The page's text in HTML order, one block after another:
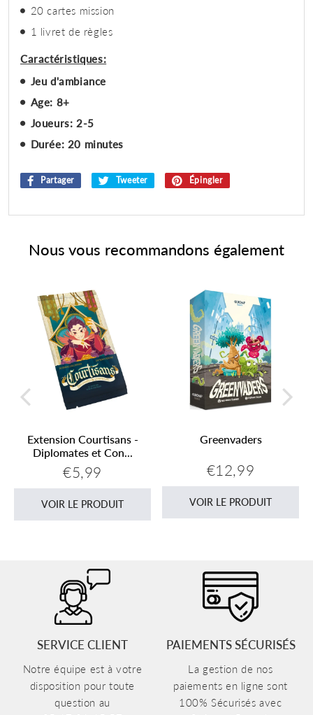
20 cartes mission
1 livret de règles
Caractéristiques:
Jeu d'ambiance
Age: 8+
Joueurs: 2-5
Durée: 20 minutes
Partager
Partager
Tweeter
Tweeter
Épingler
Nous vous recommandons également
Extension Courtisans -
Diplomates et Con...
Prix
régulier
€5,99
VOIR LE PRODUIT
Greenvaders
Prix
régulier
€12,99
VOIR LE PRODUIT
SERVICE CLIENT
Notre équipe est à votre
disposition pour toute
question au
PAIEMENTS SÉCURISÉS
La gestion de nos
paiements en ligne sont
100% Sécurisés avec